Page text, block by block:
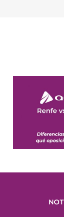
2026: diferencias,
proceso y por qué
opción